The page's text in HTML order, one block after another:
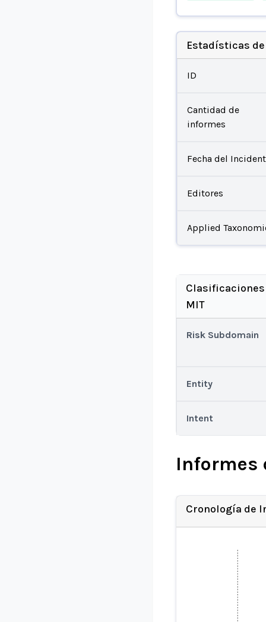
Estadísticas
ID
Cantidad de
informes
Fecha del
Editores
Applied
Clasificaciones
MIT
Risk Subdomain
Entity
Intent
Informes
Cronología de